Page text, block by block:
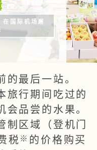
在国际机场邂
的最后一站。
旅行期间吃过的
会品尝的水果。
制区域（登机门
税 ※ 的价格购买